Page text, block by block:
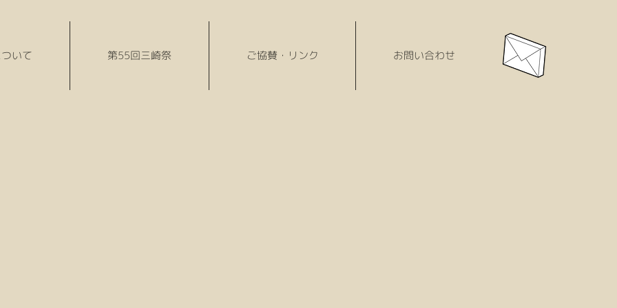
いて 第55回三崎祭 ご協賛・リンク お問い合わせ